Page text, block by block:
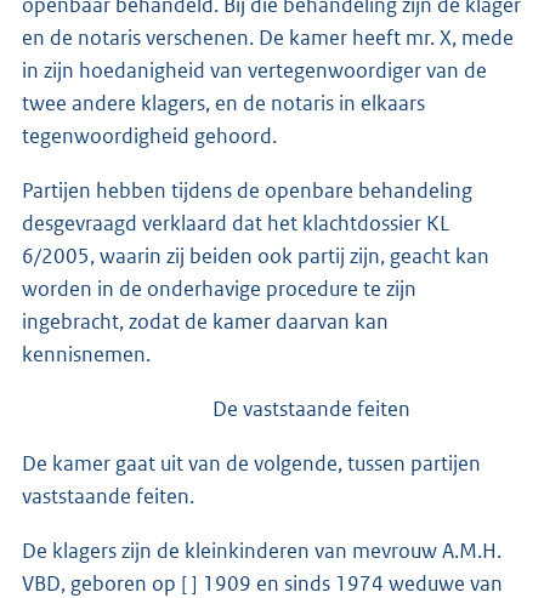
en de notaris verschenen. De kamer heeft mr. X, mede
in zijn hoedanigheid van vertegenwoordiger van de
twee andere klagers, en de notaris in elkaars
tegenwoordigheid gehoord.
Partijen hebben tijdens de openbare behandeling
desgevraagd verklaard dat het klachtdossier KL
6/2005, waarin zij beiden ook partij zijn, geacht kan
worden in de onderhavige procedure te zijn
ingebracht, zodat de kamer daarvan kan
kennisnemen.
De vaststaande feiten
De kamer gaat uit van de volgende, tussen partijen
vaststaande feiten.
De klagers zijn de kleinkinderen van mevrouw A.M.H.
VBD, geboren op [ ] 1909 en sinds 1974 weduwe van